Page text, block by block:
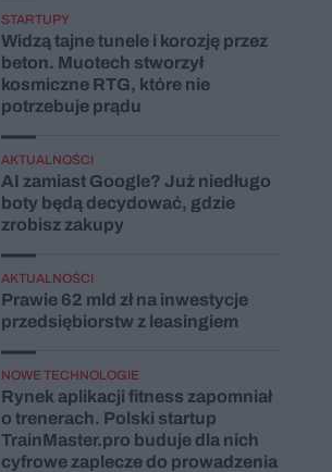
STARTUPY
Widzą tajne tunele i korozję przez
beton. Muotech stworzył
kosmiczne RTG, które nie
potrzebuje prądu
AKTUALNOŚCI
AI zamiast Google? Już niedługo
boty będą decydować, gdzie
zrobisz zakupy
AKTUALNOŚCI
Prawie 62 mld zł na inwestycje
przedsiębiorstw z leasingiem
NOWE TECHNOLOGIE
Rynek aplikacji fitness zapomniał
o trenerach. Polski startup
TrainMaster.pro buduje dla nich
cyfrowe zaplecze do prowadzenia